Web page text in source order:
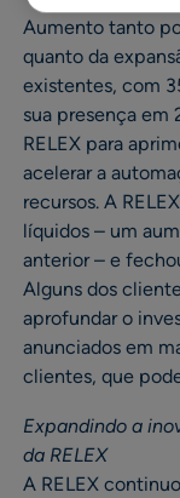
Aumento tanto
quanto da
existentes, com
sua presença em
RELEX para
acelerar a
recursos. A
líquidos – um
anterior – e
Alguns dos
aprofundar o
anunciados em
clientes, que
Expandindo a
da RELEX
A RELEX